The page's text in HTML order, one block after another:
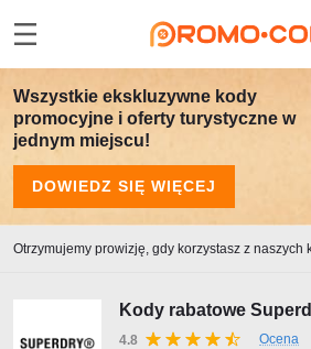
Wszystkie ekskluzywne kody
promocyjne i oferty turystyczne w
jednym miejscu!
DOWIEDZ SIĘ WIĘCEJ
Otrzymujemy prowizję, gdy korzystasz z naszych
Kody rabatowe
4.8
Ocena